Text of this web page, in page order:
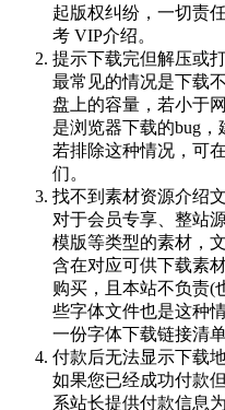
起版权纠纷，一切责
考 VIP介绍。
提示下载完但解压或
最常见的情况是下载
盘上的容量，若小于
是浏览器下载的bug，
若排除这种情况，可
们。
找不到素材资源介绍
对于会员专享、整站
模版等类型的素材，
含在对应可供下载素
购买，且本站不负责(
些字体文件也是这种
一份字体下载链接清单
付款后无法显示下载
如果您已经成功付款
系站长提供付款信息